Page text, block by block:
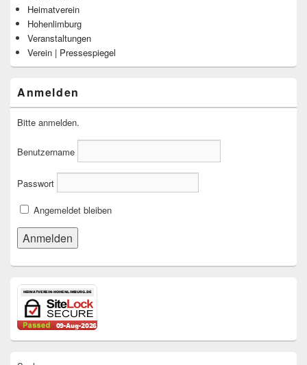
Heimatverein
Hohenlimburg
Veranstaltungen
Verein | Pressespiegel
Anmelden
Bitte anmelden.
Benutzername
Passwort
Angemeldet bleiben